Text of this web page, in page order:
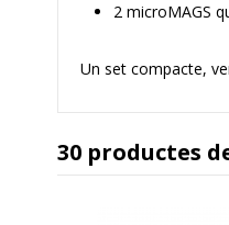
2 microMAGS
Un set compacte,
30 productes